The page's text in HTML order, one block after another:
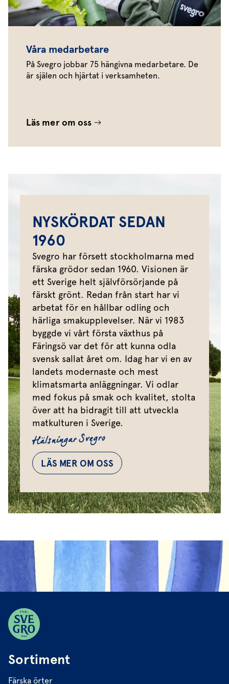
Våra medarbetare
På Svegro jobbar 75 hängivna medarbetare. De
är själen och hjärtat i verksamheten.
Läs mer om oss
NYSKÖRDAT SEDAN
1960
Svegro har försett stockholmarna med
färska grödor sedan 1960. Visionen är
ett Sverige helt självförsörjande på
färskt grönt. Redan från start har vi
arbetat för en hållbar odling och
härliga smakupplevelser. När vi 1983
byggde vi vårt första växthus på
Färingsö var det för att kunna odla
svensk sallat året om. Idag har vi en av
landets modernaste och mest
klimatsmarta anläggningar. Vi odlar
med fokus på smak och kvalitet, stolta
över att ha bidragit till att utveckla
matkulturen i Sverige.
Hälsningar Svegro
LÄS MER OM OSS
Sortiment
Färska örter